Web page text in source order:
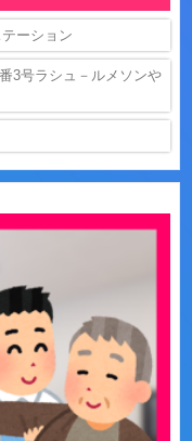
ーション
3号ラシュ－ルメソンや